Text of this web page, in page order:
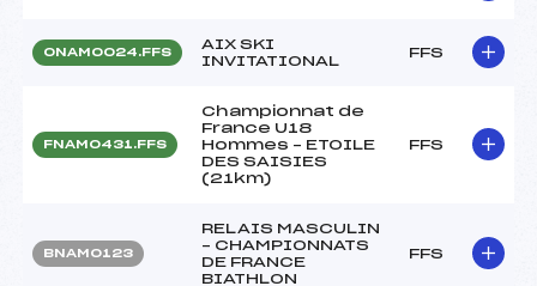
ONAM0024.FFS
AIX SKI
INVITATIONAL
FFS
FNAM0431.FFS
Championnat de
France U18
Hommes – ETOILE
DES SAISIES
(21km)
FFS
BNAM0123
RELAIS MASCULIN
– CHAMPIONNATS
DE FRANCE
BIATHLON
FFS